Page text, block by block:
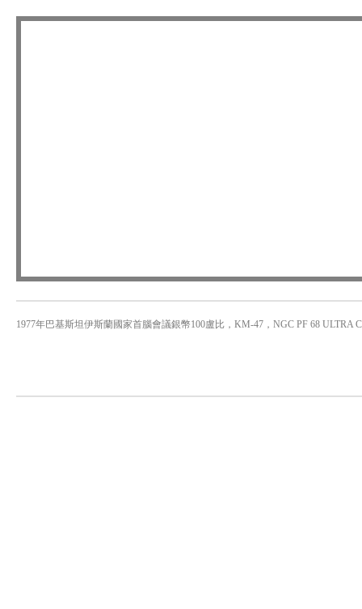
1977年巴基斯坦伊斯蘭國家首腦會議銀幣100盧比，KM-47，NGC PF 68 ULTRA